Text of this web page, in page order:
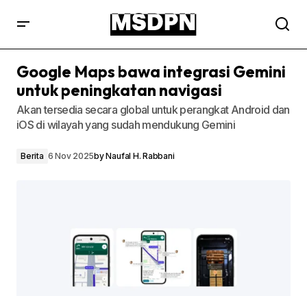
Google Maps bawa integrasi Gemini
untuk peningkatan navigasi
Akan tersedia secara global untuk perangkat Android dan
iOS di wilayah yang sudah mendukung Gemini
Berita 6 Nov 2025byNaufal H. Rabbani